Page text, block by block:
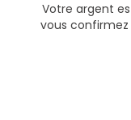
Votre argent
vous